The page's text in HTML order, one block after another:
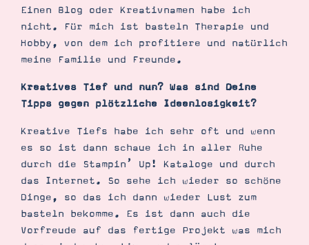
Einen Blog oder Kreativnamen habe ich
nicht. Für mich ist basteln Therapie und
Hobby, von dem ich profitiere und natürlich
meine Familie und Freunde.
Kreatives Tief und nun? Was sind Deine
Tipps gegen plötzliche Ideenlosigkeit?
Kreative Tiefs habe ich sehr oft und wenn
es so ist dann schaue ich in aller Ruhe
durch die Stampin’ Up! Kataloge und durch
das Internet. So sehe ich wieder so schöne
Dinge, so das ich dann wieder Lust zum
basteln bekomme. Es ist dann auch die
Vorfreude auf das fertige Projekt was mich